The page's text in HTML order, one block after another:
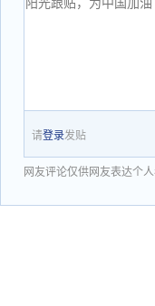
请登录发贴
网友评论仅供网友表达个